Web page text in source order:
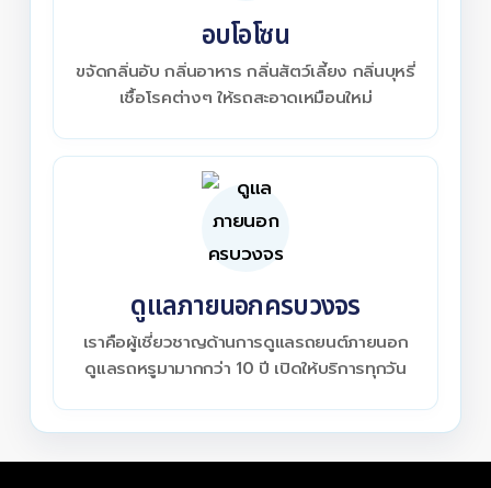
อบโอโซน
ขจัดกลิ่นอับ กลิ่นอาหาร กลิ่นสัตว์เลี้ยง กลิ่นบุหรี่
เชื้อโรคต่างๆ ให้รถสะอาดเหมือนใหม่
ดูแลภายนอกครบวงจร
เราคือผู้เชี่ยวชาญด้านการดูแลรถยนต์ภายนอก
ดูแลรถหรูมามากกว่า 10 ปี เปิดให้บริการทุกวัน